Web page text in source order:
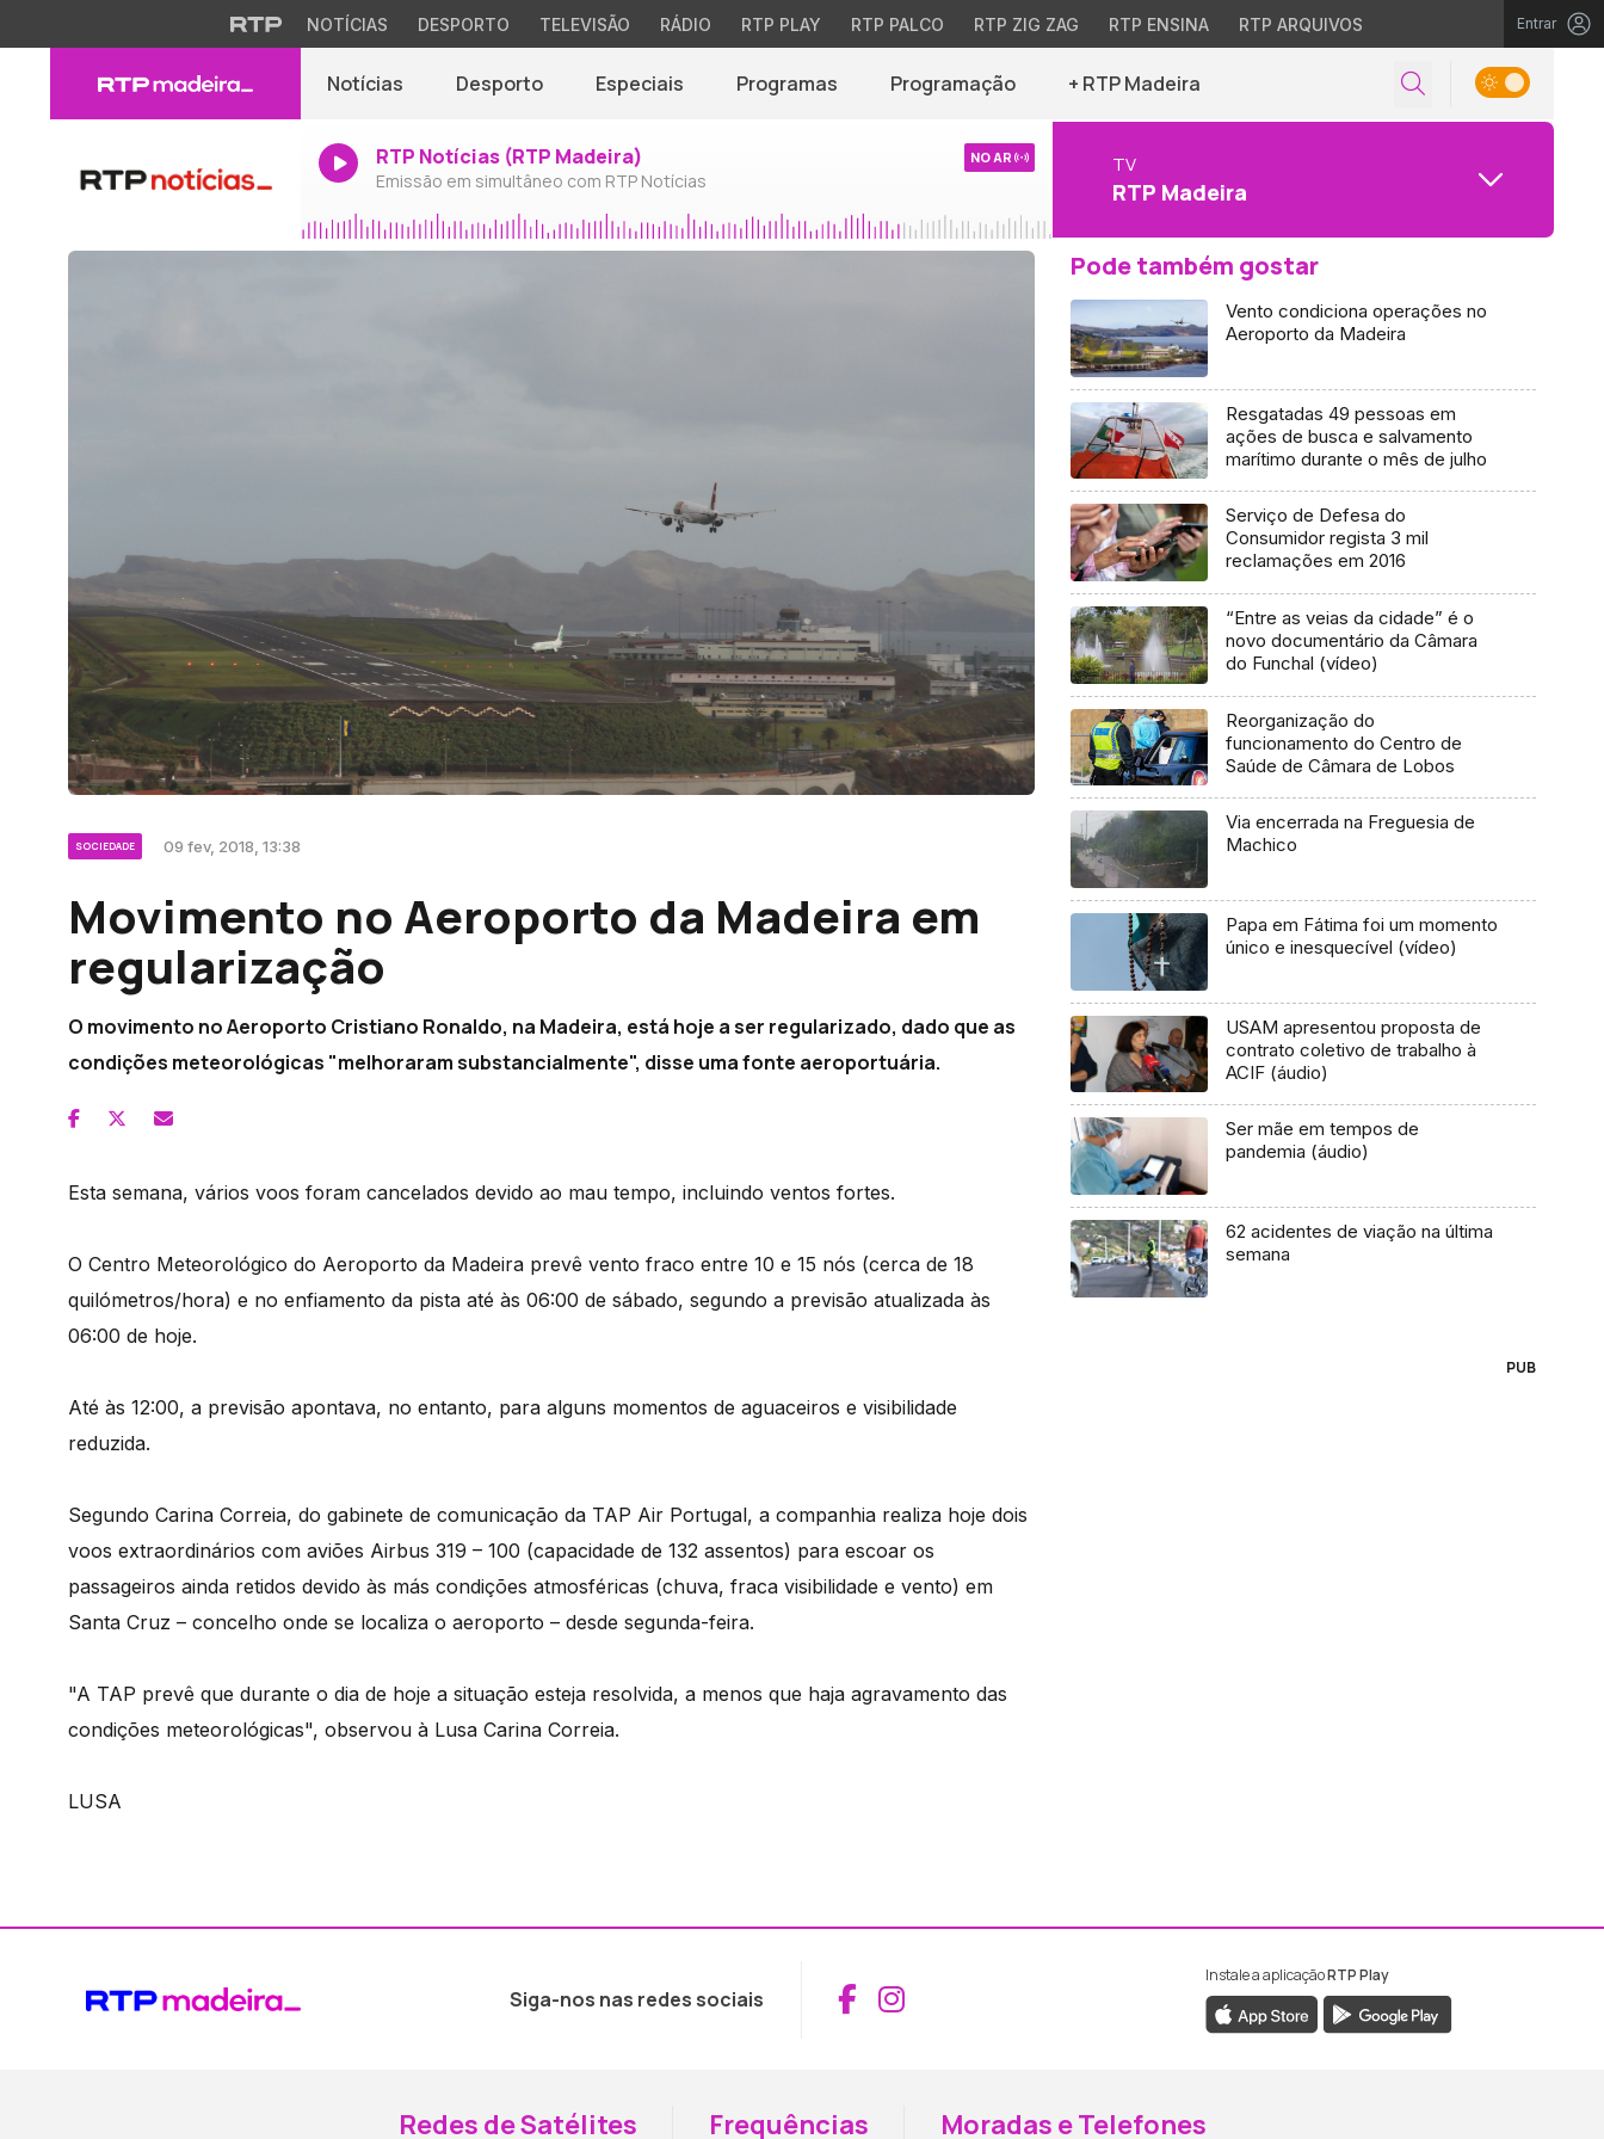
NOTÍCIAS DESPORTO TELEVISÃO RÁDIO RTP PLAY RTP PALCO RTP ZIG ZAG RTP ENSINA RTP ARQUIVOS Entrar
Notícias Desporto Especiais Programas Programação + RTP Madeira
RTP Notícias (RTP Madeira)
Emissão em simultâneo com RTP Notícias
NO AR TV
RTP Madeira
SOCIEDADE 09 fev, 2018, 13:38
Movimento no Aeroporto da Madeira em
regularização
O movimento no Aeroporto Cristiano Ronaldo, na Madeira, está hoje a ser regularizado, dado que as
condições meteorológicas "melhoraram substancialmente", disse uma fonte aeroportuária.
Esta semana, vários voos foram cancelados devido ao mau tempo, incluindo ventos fortes.
O Centro Meteorológico do Aeroporto da Madeira prevê vento fraco entre 10 e 15 nós (cerca de 18
quilómetros/hora) e no enfiamento da pista até às 06:00 de sábado, segundo a previsão atualizada às
06:00 de hoje.
Até às 12:00, a previsão apontava, no entanto, para alguns momentos de aguaceiros e visibilidade
reduzida.
Segundo Carina Correia, do gabinete de comunicação da TAP Air Portugal, a companhia realiza hoje dois
voos extraordinários com aviões Airbus 319 – 100 (capacidade de 132 assentos) para escoar os
passageiros ainda retidos devido às más condições atmosféricas (chuva, fraca visibilidade e vento) em
Santa Cruz – concelho onde se localiza o aeroporto – desde segunda-feira.
"A TAP prevê que durante o dia de hoje a situação esteja resolvida, a menos que haja agravamento das
condições meteorológicas", observou à Lusa Carina Correia.
LUSA
Pode também gostar
Vento condiciona operações no
Aeroporto da Madeira
Resgatadas 49 pessoas em
ações de busca e salvamento
marítimo durante o mês de julho
Serviço de Defesa do
Consumidor regista 3 mil
reclamações em 2016
“Entre as veias da cidade” é o
novo documentário da Câmara
do Funchal (vídeo)
Reorganização do
funcionamento do Centro de
Saúde de Câmara de Lobos
Via encerrada na Freguesia de
Machico
Papa em Fátima foi um momento
único e inesquecível (vídeo)
USAM apresentou proposta de
contrato coletivo de trabalho à
ACIF (áudio)
Ser mãe em tempos de
pandemia (áudio)
62 acidentes de viação na última
semana
PUB
Siga-nos nas redes sociais Aceder ao Facebook da RTP Madeira
Aceder ao Instagram da RTP Madeira
Instale a aplicaçãoRTP Play
Redes de Satélites Frequências Moradas e Telefones